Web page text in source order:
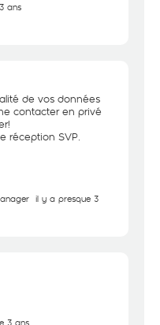
ans
de vos données
contacter en privé
réception SVP.
il y a presque 3
3 ans